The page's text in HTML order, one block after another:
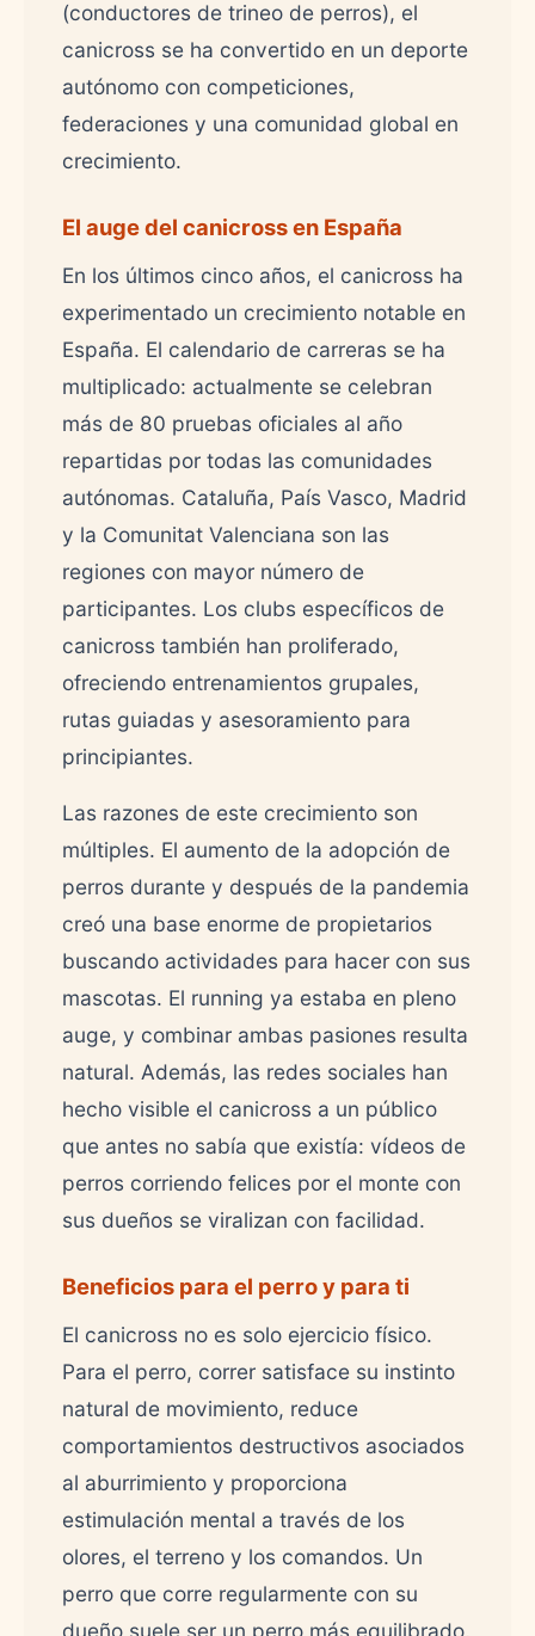
(conductores de trineo de perros), el
canicross se ha convertido en un deporte
autónomo con competiciones,
federaciones y una comunidad global en
crecimiento.
El auge del canicross en España
En los últimos cinco años, el canicross ha
experimentado un crecimiento notable en
España. El calendario de carreras se ha
multiplicado: actualmente se celebran
más de 80 pruebas oficiales al año
repartidas por todas las comunidades
autónomas. Cataluña, País Vasco, Madrid
y la Comunitat Valenciana son las
regiones con mayor número de
participantes. Los clubs específicos de
canicross también han proliferado,
ofreciendo entrenamientos grupales,
rutas guiadas y asesoramiento para
principiantes.
Las razones de este crecimiento son
múltiples. El aumento de la adopción de
perros durante y después de la pandemia
creó una base enorme de propietarios
buscando actividades para hacer con sus
mascotas. El running ya estaba en pleno
auge, y combinar ambas pasiones resulta
natural. Además, las redes sociales han
hecho visible el canicross a un público
que antes no sabía que existía: vídeos de
perros corriendo felices por el monte con
sus dueños se viralizan con facilidad.
Beneficios para el perro y para ti
El canicross no es solo ejercicio físico.
Para el perro, correr satisface su instinto
natural de movimiento, reduce
comportamientos destructivos asociados
al aburrimiento y proporciona
estimulación mental a través de los
olores, el terreno y los comandos. Un
perro que corre regularmente con su
dueño suele ser un perro más equilibrado,